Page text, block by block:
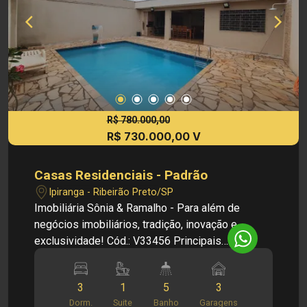
imóveis, sem aviso prévio.
R$ 780.000,00
R$ 730.000,00 V
Casas Residenciais - Padrão
Ipiranga - Ribeirão Preto/SP
Imobiliária Sônia & Ramalho - Para além de
negócios imobiliários, tradição, inovação e
exclusividade! Cód.: V33456 Principais
jantar - Escritório - Lavabo - Cozinha com
armários - Banheiro social - 3 dormitórios com
3
Dorm.
1
Suite
5
Banho
3
Garagens